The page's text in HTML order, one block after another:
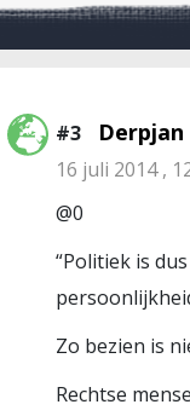
#3 Derpjan
16 juli 2014 ,
@0
“Politiek is
Zo bezien is
Rechtse